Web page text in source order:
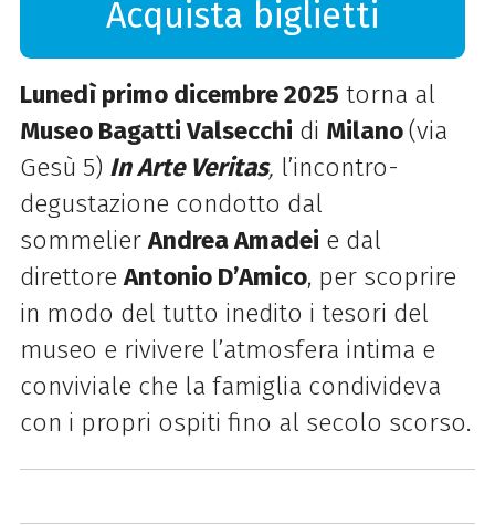
Acquista biglietti
Lunedì primo dicembre 2025 torna al
Museo Bagatti Valsecchi di Milano(via
Gesù 5) In Arte Veritas, l’incontro-
degustazione condotto dal
sommelierAndrea Amadei e dal
direttoreAntonio D’Amico, per scoprire
in modo del tutto inedito i tesori del
museo e rivivere l’atmosfera intima e
conviviale che la famiglia condivideva
con i propri ospiti fino al secolo scorso.